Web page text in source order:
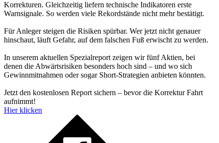
Korrekturen. Gleichzeitig liefern technische Indikatoren erste
Warnsignale. So werden viele Rekordstände nicht mehr bestätigt.
Für Anleger steigen die Risiken spürbar. Wer jetzt nicht genauer
hinschaut, läuft Gefahr, auf dem falschen Fuß erwischt zu werden.
In unserem aktuellen Spezialreport zeigen wir fünf Aktien, bei
denen die Abwärtsrisiken besonders hoch sind – und wo sich
Gewinnmitnahmen oder sogar Short-Strategien anbieten könnten.
Jetzt den kostenlosen Report sichern – bevor die Korrektur Fahrt
aufnimmt!
Hier klicken